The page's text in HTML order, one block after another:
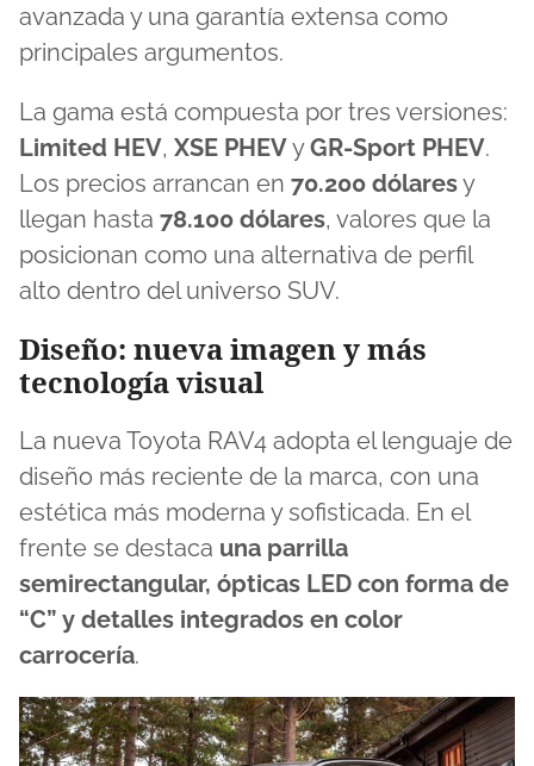
avanzada y una garantía extensa como
principales argumentos.
La gama está compuesta por tres versiones:
Limited HEV, XSE PHEVyGR-Sport PHEV.
Los precios arrancan en 70.200 dólaresy
llegan hasta 78.100 dólares, valores que la
posicionan como una alternativa de perfil
alto dentro del universo SUV.
Diseño: nueva imagen y más
tecnología visual
La nueva Toyota RAV4 adopta el lenguaje de
diseño más reciente de la marca, con una
estética más moderna y sofisticada. En el
frente se destaca una parrilla
semirectangular, ópticas LED con forma de
“C” y detalles integrados en color
carrocería.